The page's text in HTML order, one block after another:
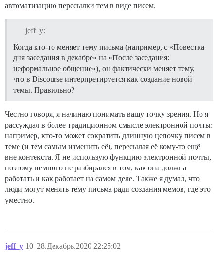
автоматизацию пересылки тем в виде писем.
jeff_y:
Когда кто-то меняет тему письма (например, с «Повестка
дня заседания в декабре» на «После заседания:
неформальное общение»), он фактически меняет тему,
что в Discourse интерпретируется как создание новой
темы. Правильно?
Честно говоря, я начинаю понимать вашу точку зрения. Но я
рассуждал в более традиционном смысле электронной почты:
например, кто-то может сократить длинную цепочку писем в
теме (и тем самым изменить её), пересылая её кому-то ещё
вне контекста. Я не использую функцию электронной почты,
поэтому немного не разбирался в том, как она должна
работать и как работает на самом деле. Также я думал, что
люди могут менять тему письма ради создания мемов, где это
уместно.
jeff_y 28.Декабрь.2020 22:25:02
10